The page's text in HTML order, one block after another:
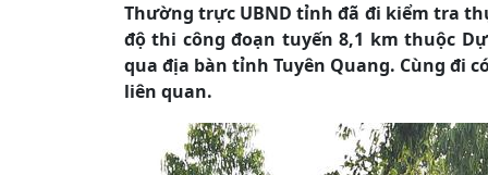
Thường trực UBND tỉnh đã đi kiểm tra
độ thi công đoạn tuyến 8,1 km thuộc
qua địa bàn tỉnh Tuyên Quang. Cùng đi
liên quan.